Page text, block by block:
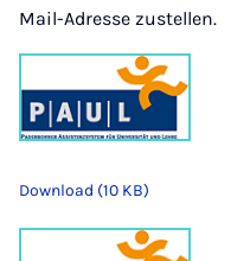
Mail-Adresse zustellen.
Download (10 KB)